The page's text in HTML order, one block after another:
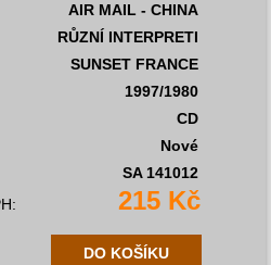
AIR MAIL - CHINA
RŮZNÍ INTERPRETI
SUNSET FRANCE
1997/1980
CD
Nové
SA 141012
215 Kč
DO KOŠÍKU